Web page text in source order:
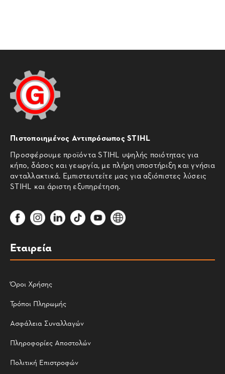
Πιστοποιημένος Αντιπρόσωπος STIHL
Προσφέρουμε προϊόντα STIHL υψηλής ποιότητας για
κήπο, δάσος και γεωργία, με πλήρη υποστήριξη και γνήσια
ανταλλακτικά. Εμπιστευτείτε μας για αξιόπιστες λύσεις
STIHL και άριστη εξυπηρέτηση.
Εταιρεία
Όροι Χρήσης
Τρόποι Πληρωμής
Ασφάλεια Συναλλαγών
Πληροφορίες Αποστολών
Πολιτική Επιστροφών